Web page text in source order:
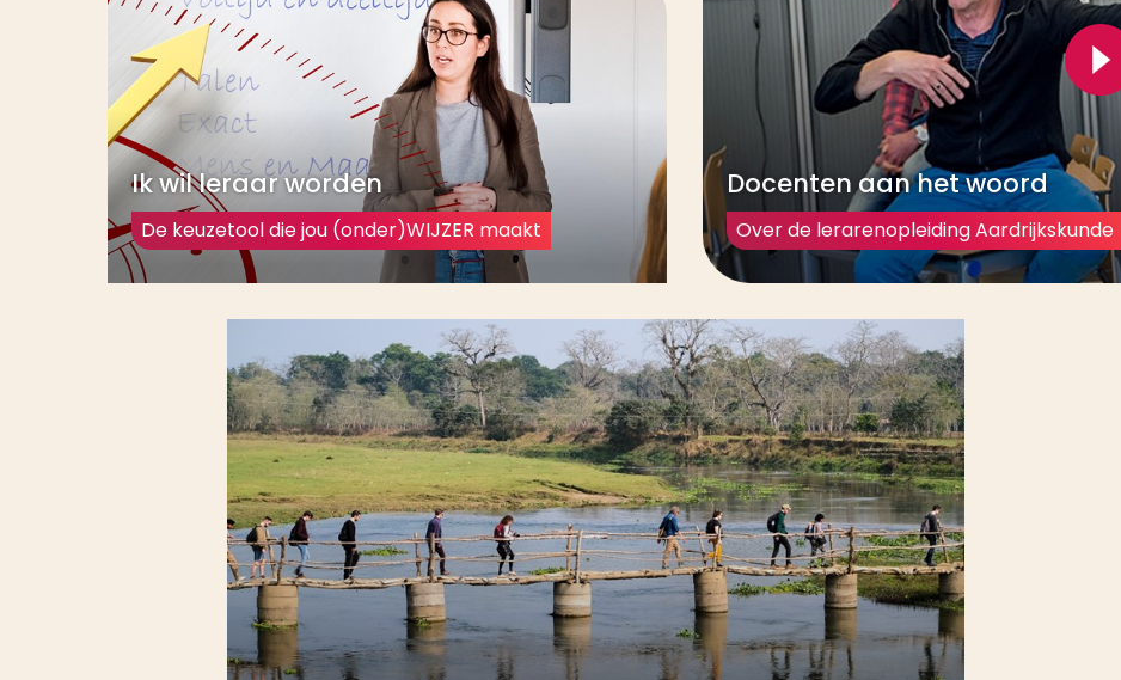
Ik wil leraar worden
De keuzetool die jou (onder)WIJZER maakt
Docenten aan het woord
Over de lerarenopleiding Aardrijkskunde